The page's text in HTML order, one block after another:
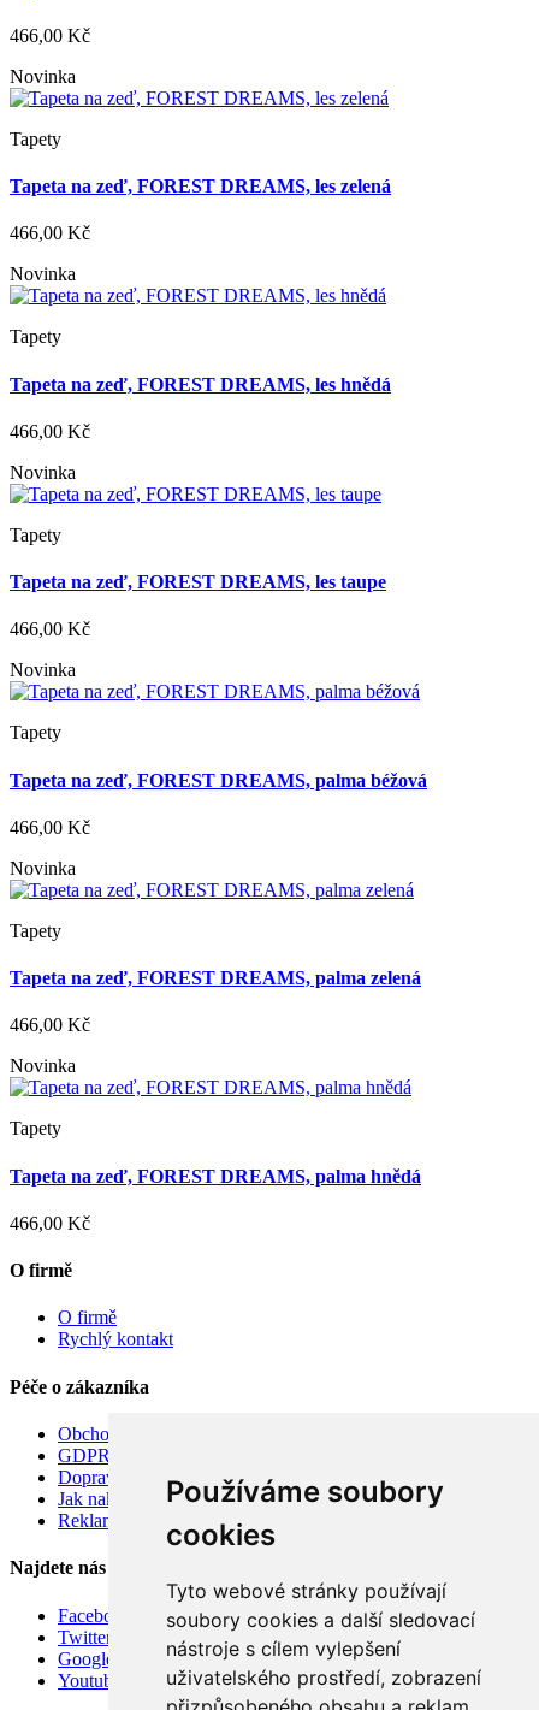
Používáme soubory
cookies
Tyto webové stránky používají
soubory cookies a další sledovací
nástroje s cílem vylepšení
uživatelského prostředí, zobrazení
466,00 Kč
Novinka
Tapety
Tapeta na zeď, FOREST DREAMS, les zelená
466,00 Kč
Novinka
Tapety
Tapeta na zeď, FOREST DREAMS, les hnědá
466,00 Kč
Novinka
Tapety
Tapeta na zeď, FOREST DREAMS, les taupe
466,00 Kč
Novinka
Tapety
Tapeta na zeď, FOREST DREAMS, palma béžová
466,00 Kč
Novinka
Tapety
Tapeta na zeď, FOREST DREAMS, palma zelená
466,00 Kč
Novinka
Tapety
Tapeta na zeď, FOREST DREAMS, palma hnědá
466,00 Kč
O firmě
O firmě
Rychlý kontakt
Péče o zákazníka
Obchodní podmínky
GDPR
Doprava
Jak nakupovat
Reklamace
Najdete nás
Facebook
Twitter
Google
Youtube